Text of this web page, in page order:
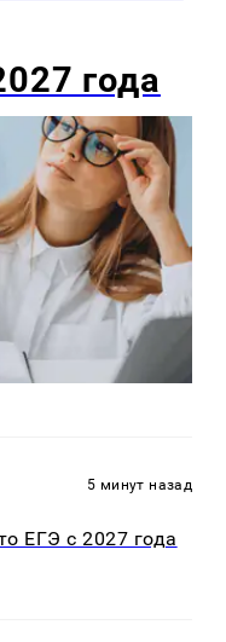
года
5 минут назад
ЕГЭ с 2027 года